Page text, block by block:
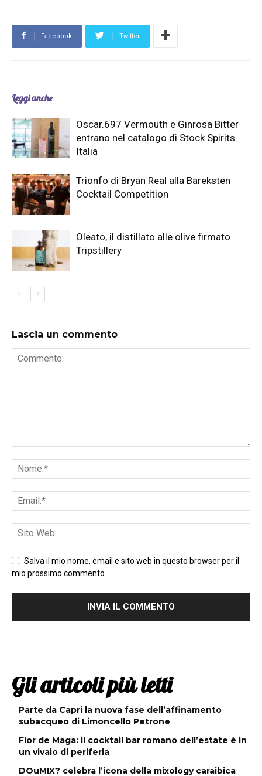
Facebook Twitter
Leggi anche
Oscar.697 Vermouth e Ginrosa Bitter
entrano nel catalogo di Stock Spirits
Italia
Trionfo di Bryan Real alla Bareksten
Cocktail Competition
Oleato, il distillato alle olive firmato
Tripstillery
Lascia un commento
Salva il mio nome, email e sito web in questo browser per il
mio prossimo commento.
Gli articoli più letti
Parte da Capri la nuova fase dell’affinamento
subacqueo di Limoncello Petrone
Flor de Maga: il cocktail bar romano dell’estate è in
un vivaio di periferia
DOuMIX? celebra l’icona della mixology caraibica